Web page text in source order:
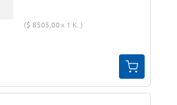
$ 8505 ,00 1 K.